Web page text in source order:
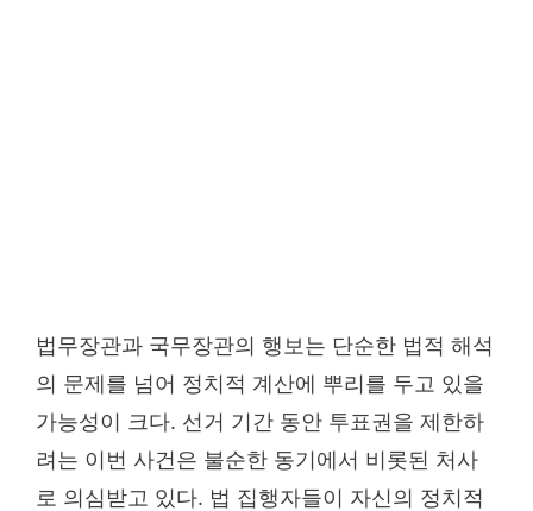
법무장관과 국무장관의 행보는 단순한 법적 해석
의 문제를 넘어 정치적 계산에 뿌리를 두고 있을
가능성이 크다. 선거 기간 동안 투표권을 제한하
려는 이번 사건은 불순한 동기에서 비롯된 처사
로 의심받고 있다. 법 집행자들이 자신의 정치적